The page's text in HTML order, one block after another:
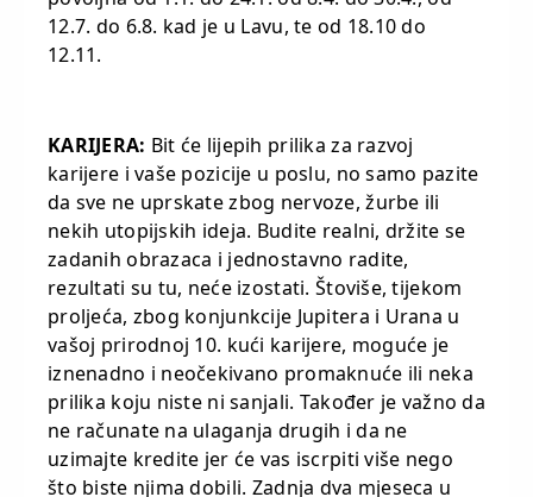
12.7. do 6.8. kad je u Lavu, te od 18.10 do
12.11.
KARIJERA: Bit će lijepih prilika za razvoj
karijere i vaše pozicije u poslu, no samo pazite
da sve ne uprskate zbog nervoze, žurbe ili
nekih utopijskih ideja. Budite realni, držite se
zadanih obrazaca i jednostavno radite,
rezultati su tu, neće izostati. Štoviše, tijekom
proljeća, zbog konjunkcije Jupitera i Urana u
vašoj prirodnoj 10. kući karijere, moguće je
iznenadno i neočekivano promaknuće ili neka
prilika koju niste ni sanjali. Također je važno da
ne računate na ulaganja drugih i da ne
uzimajte kredite jer će vas iscrpiti više nego
što biste njima dobili. Zadnja dva mjeseca u